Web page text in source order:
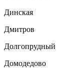
Динская
Дмитров
Долгопрудный
Домодедово